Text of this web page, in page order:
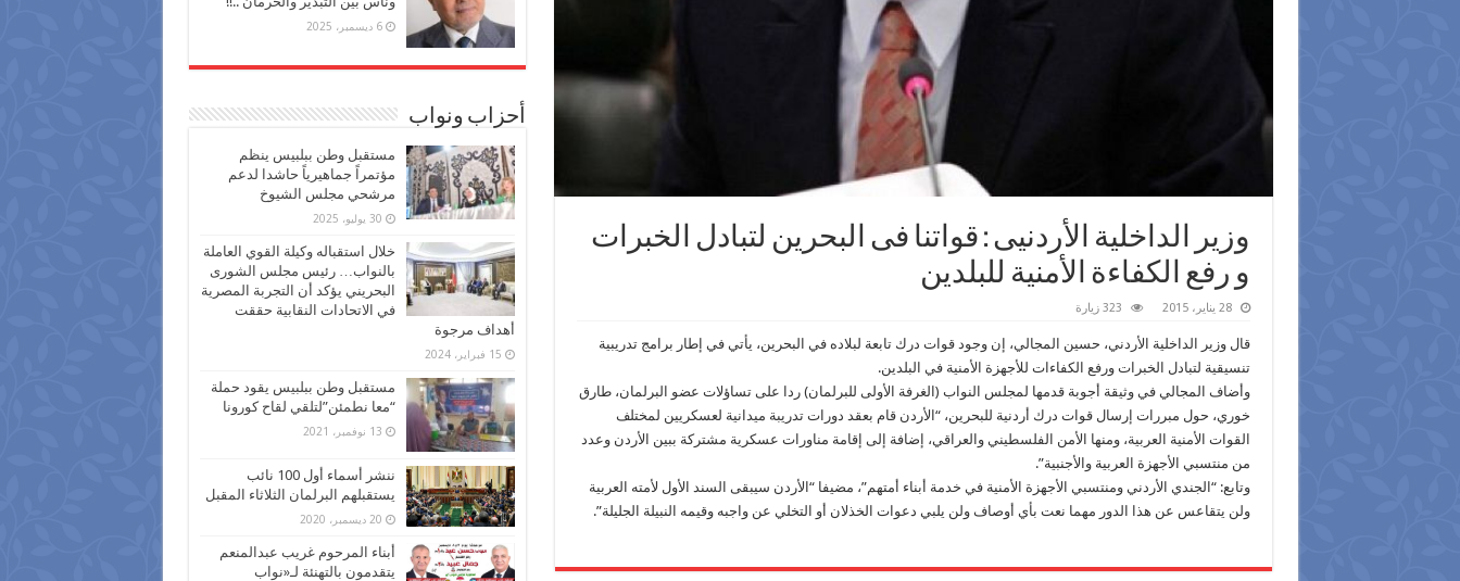
وزير الداخلية الأردنيى : قواتنا فى البحرين لتبادل الخبرات
و رفع الكفاءة الأمنية للبلدين
28 يناير، 2015 323 زيارة
قال وزير الداخلية الأردني، حسين المجالي، إن وجود قوات درك تابعة لبلاده في البحرين، يأتي في إطار برامج تدريبية
تنسيقية لتبادل الخبرات ورفع الكفاءات للأجهزة الأمنية في البلدين.
وأضاف المجالي في وثيقة أجوبة قدمها لمجلس النواب (الغرفة الأولى للبرلمان) ردا على تساؤلات عضو البرلمان، طارق
خوري، حول مبررات إرسال قوات درك أردنية للبحرين، “الأردن قام بعقد دورات تدريبة ميدانية لعسكريين لمختلف
القوات الأمنية العربية، ومنها الأمن الفلسطيني والعراقي، إضافة إلى إقامة مناورات عسكرية مشتركة ببين الأردن وعدد
من منتسبي الأجهزة العربية والأجنبية”.
وتابع: “الجندي الأردني ومنتسبي الأجهزة الأمنية في خدمة أبناء أمتهم”، مضيفا “الأردن سيبقى السند الأول لأمته العربية
ولن يتقاعس عن هذا الدور مهما نعت بأي أوصاف ولن يلبي دعوات الخذلان أو التخلي عن واجبه وقيمه النبيلة الجليلة”.
6 ديسمبر، 2025
أحزاب ونواب
مستقبل وطن ببلبيس ينظم
مؤتمراً جماهيرياً حاشدا لدعم
مرشحي مجلس الشيوخ
30 يوليو، 2025
خلال استقباله وكيلة القوي العاملة
بالنواب… رئيس مجلس الشورى
البحريني يؤكد أن التجربة المصرية
في الاتحادات النقابية حققت
أهداف مرجوة
15 فبراير، 2024
مستقبل وطن ببلبيس يقود حملة
“معا نطمئن”لتلقي لقاح كورونا
13 نوفمبر، 2021
ننشر أسماء أول 100 نائب
يستقبلهم البرلمان الثلاثاء المقبل
20 ديسمبر، 2020
أبناء المرحوم غريب عبدالمنعم
يتقدمون بالتهنئة لـ«نواب